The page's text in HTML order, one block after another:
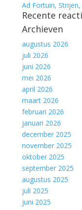
Ad Fortuin,
Recente
Archieven
augustus 2026
juli 2026
juni 2026
mei 2026
april 2026
maart 2026
februari 2026
januari 2026
december 2025
november 2025
oktober 2025
september 2025
augustus 2025
juli 2025
juni 2025